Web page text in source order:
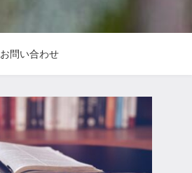
お問い合わせ